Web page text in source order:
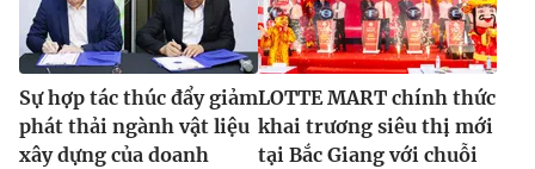
Sự hợp tác thúc đẩy giảm
phát thải ngành vật liệu
xây dựng của doanh
LOTTE MART chính thức
khai trương siêu thị mới
tại Bắc Giang với chuỗi